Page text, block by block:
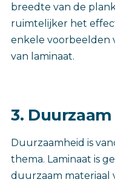
breedte van de
ruimtelijker het
enkele voorbeelden
van laminaat.
3.
Duurzaamheid is
thema. Laminaat is
duurzaam materiaal